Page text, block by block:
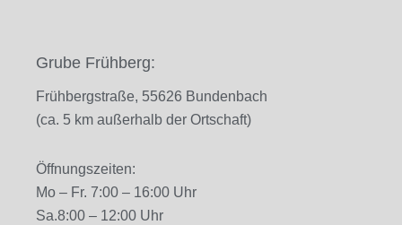
Grube Frühberg:
Frühbergstraße, 55626 Bundenbach
(ca. 5 km außerhalb der Ortschaft)
Öffnungszeiten:
Mo – Fr. 7:00 – 16:00 Uhr
Sa.8:00 – 12:00 Uhr